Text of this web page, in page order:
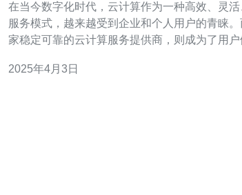
在当今数字化时代，云计算作为一种高效、灵
服务模式，越来越受到企业和个人用户的青睐
家稳定可靠的云计算服务提供商，则成为了用户
南地区建设的服务器中心，为用户提供了高性能
2025年4月3日